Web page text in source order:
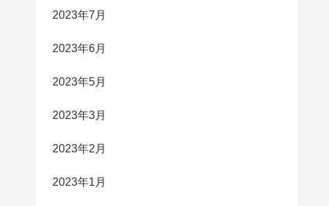
2023年7月
2023年6月
2023年5月
2023年3月
2023年2月
2023年1月